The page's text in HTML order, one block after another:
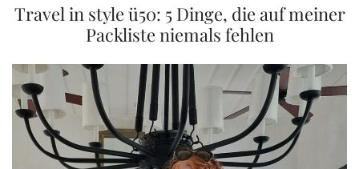
Travel in style ü50: 5 Dinge, die auf meiner
Packliste niemals fehlen